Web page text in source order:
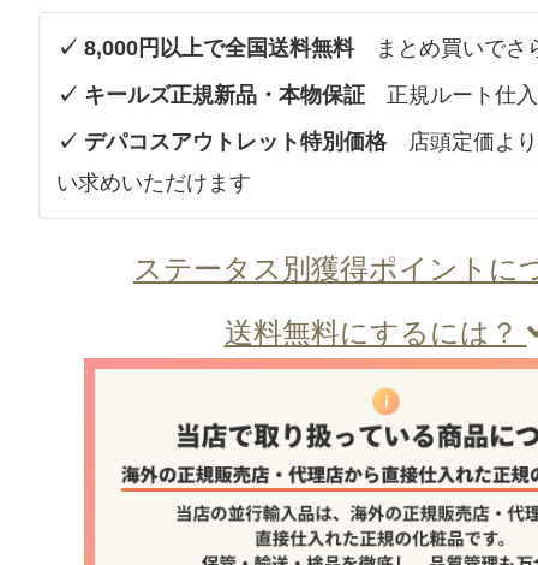
✓ 8,000円以上で全国送料無料まとめ買いでさ
✓ キールズ正規新品・本物保証 正規ルート仕
✓ デパコスアウトレット特別価格店頭定価より
い求めいただけます
ステータス別獲得ポイントに
送料無料にするには？